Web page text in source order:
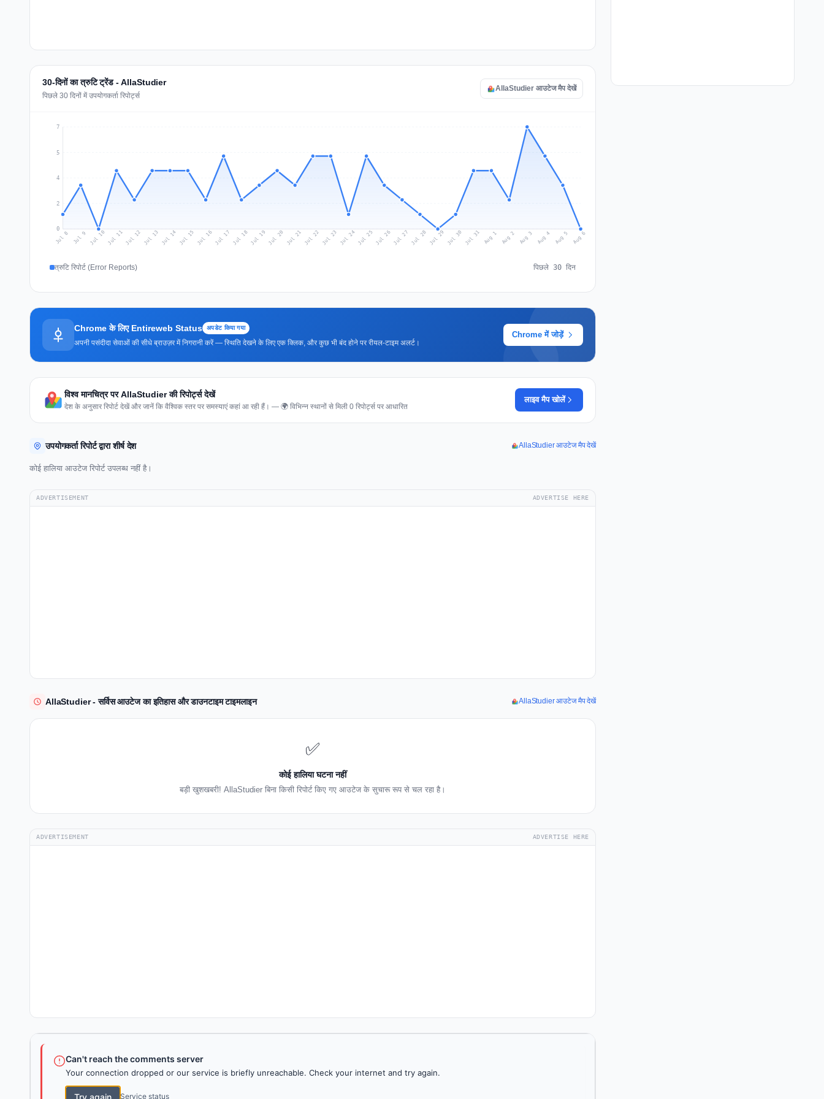
30-दिनों का त्रुटि ट्रेंड - AllaStudier
पिछले 30 दिनों में उपयोगकर्ता रिपोर्ट्स
AllaStudier आउटेज मैप देखें
0
2
4
5
7
Jul 8 Jul 9 Jul 10 Jul 11Jul 12 Jul 13 Jul 14 Jul 15 Jul 16Jul 17 Jul 18Jul 19 Jul 20 Jul 21 Jul 22 Jul 23 Jul 24Jul 25 Jul 26Jul 27 Jul 28 Jul 29 Jul 30 Jul 31 Aug 1 Aug 2 Aug 3 Aug 4 Aug 5 Aug 6
त्रुटि रिपोर्ट (Error Reports) पिछले 30 दिन
Chrome के लिए Entireweb Status अपडेट किया गया
अपनी पसंदीदा सेवाओं की सीधे ब्राउज़र में निगरानी करें — स्थिति देखने के लिए एक क्लिक, और कुछ भी बंद होने पर रीयल-टाइम अलर्ट।
Chrome में जोड़ें
विश्व मानचित्र पर AllaStudier की रिपोर्ट्स देखें
देश के अनुसार रिपोर्ट देखें और जानें कि वैश्विक स्तर पर समस्याएं कहां आ रही हैं। — 🌍 विभिन्न स्थानों से मिली 0 रिपोर्ट्स पर आधारित
लाइव मैप खोलें
उपयोगकर्ता रिपोर्ट द्वारा शीर्ष देश AllaStudier आउटेज मैप देखें
कोई हालिया आउटेज रिपोर्ट उपलब्ध नहीं है।
ADVERTISEMENT ADVERTISE HERE
AllaStudier - सर्विस आउटेज का इतिहास और डाउनटाइम टाइमलाइन AllaStudier आउटेज मैप देखें
✅
कोई हालिया घटना नहीं
बड़ी खुशखबरी! AllaStudier बिना किसी रिपोर्ट किए गए आउटेज के सुचारू रूप से चल रहा है।
ADVERTISEMENT ADVERTISE HERE
Can't reach the comments server
Your connection dropped or our service is briefly unreachable. Check your internet and try again.
Try again Service status